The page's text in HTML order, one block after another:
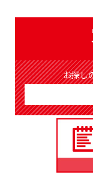
お探し